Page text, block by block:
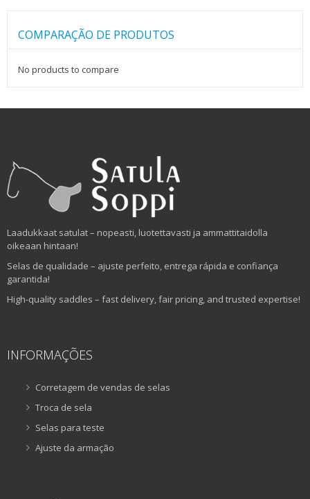
COMPARAÇÃO DE PRODUTOS
No products to compare
Laadukkaat satulat – nopeasti, luotettavasti ja ammattitaidolla
oikeaan hintaan!
Selas de qualidade – ajuste perfeito, entrega rápida e confiança
garantida!
High-quality saddles – fast delivery, fair pricing, and trusted expertise!
INFORMAÇÕES
Corretagem de vendas de selas
Troca de sela
Selas para teste
Ajuste da armação